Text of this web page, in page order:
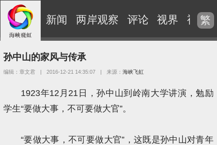
新闻 两岸观察 评论 视界 视频
繁
孙中山的家风与传承
编辑：章文君 | 2016-12-21 14:35:07 | 来源：海峡飞虹
1923年12月21日，孙中山到岭南大学讲演，勉励
学生“要做大事，不可要做大官”。
“要做大事，不可要做大官”，这既是孙中山对青年